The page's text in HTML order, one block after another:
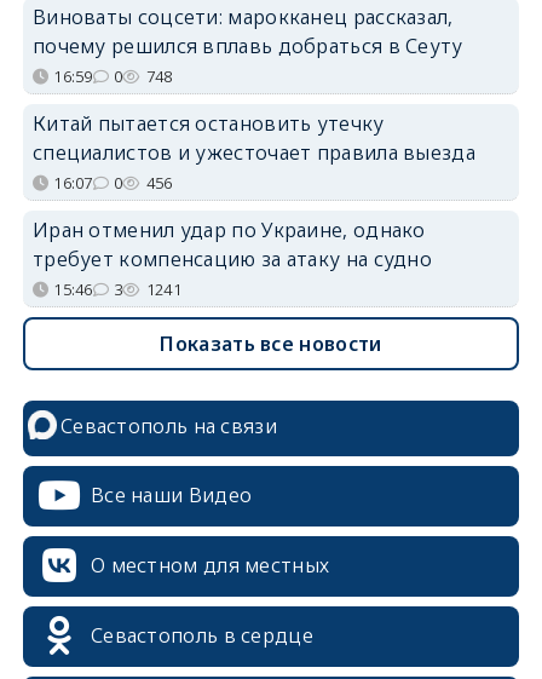
Виноваты соцсети: марокканец рассказал,
почему решился вплавь добраться в Сеуту
16:59 0 748
Китай пытается остановить утечку
специалистов и ужесточает правила выезда
16:07 0 456
Иран отменил удар по Украине, однако
требует компенсацию за атаку на судно
15:46 3 1241
Показать все новости
Севастополь на связи
Все наши Видео
О местном для местных
Севастополь в сердце